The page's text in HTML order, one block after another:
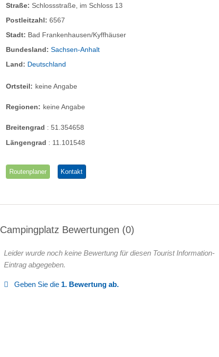
Straße: Schlossstraße, im Schloss 13
Postleitzahl: 6567
Stadt: Bad Frankenhausen/Kyffhäuser
Bundesland: Sachsen-Anhalt
Land: Deutschland
Ortsteil: keine Angabe
Regionen: keine Angabe
Breitengrad : 51.354658
Längengrad : 11.101548
Routenplaner Kontakt
Campingplatz Bewertungen 0
Leider wurde noch keine Bewertung für diesen Tourist Information-
Eintrag abgegeben.
Geben Sie die 1. Bewertung ab.